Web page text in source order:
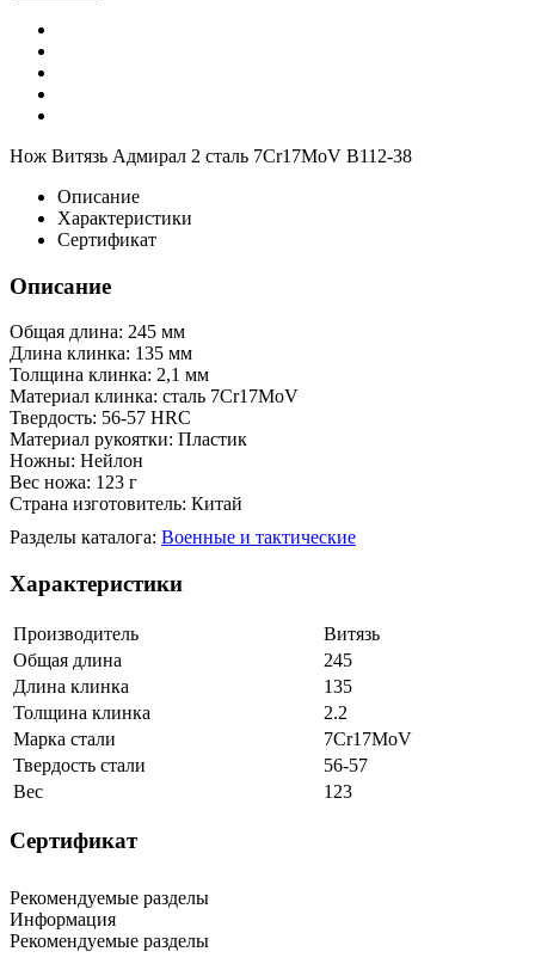
Нож Витязь Адмирал 2 сталь 7Cr17MoV B112-38
Описание
Характеристики
Сертификат
Описание
Общая длина: 245 мм
Длина клинка: 135 мм
Толщина клинка: 2,1 мм
Материал клинка: сталь 7Cr17MoV
Твердость: 56-57 HRC
Материал рукоятки: Пластик
Ножны: Нейлон
Вес ножа: 123 г
Страна изготовитель: Китай
Разделы каталога: Военные и тактические
Характеристики
Производитель
Витязь
Общая длина
245
Длина клинка
135
Толщина клинка
2.2
Марка стали
7Cr17MoV
Твердость стали
56-57
Вес
123
Сертификат
Рекомендуемые разделы
Информация
Рекомендуемые разделы